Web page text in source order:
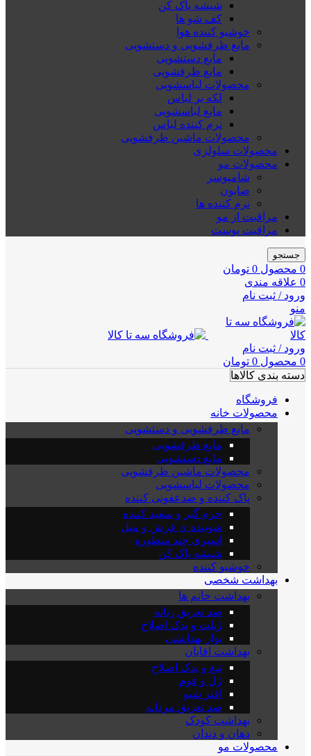
شیشه پاک کن
کف شو ها
خوشبو کننده هوا
مایع ظرفشویی و دستشویی
مایع دستشویی
مایع ظرفشویی
محصولات لباسشویی
لکه بر لباس
مایع لباسشویی
نرم کننده لباس
محصولات ماشین ظرفشویی
محصولات سلولزی
محصولات مو
شامپوسر
صابون
نرم کننده ها
مراقبت از مو
مراقبت پوست
جستجو
0 محصول 0 تومان
0 علاقه مندی
ورود / ثبت نام
منو
ورود / ثبت نام
0 محصول 0 تومان
دسته بندی کالاها
فروشگاه
محصولات خانه
مایع ظرفشویی و دستشویی
مایع ظرفشویی
مایع دستشویی
محصولات ماشین ظرفشویی
محصولات لباسشویی
پاک کننده و ضدعفونی کننده
جرم گیر و سفید کننده
شوینده ی فرش و مبل
اسپری چند منظوره
شیشه پاک کن
خوشبو کننده
بهداشت شخصی
بهداشت خانم ها
ضد تعریق زنانه
ژیلت و یدک اصلاح
نوار بهداشتی
بهداشت اقایان
تیغ و یدک اصلاح
ژل و فوم
افتر شیو
ضد تعریق مردانه
بهداشت کودک
دهان و دندان
محصولات مو